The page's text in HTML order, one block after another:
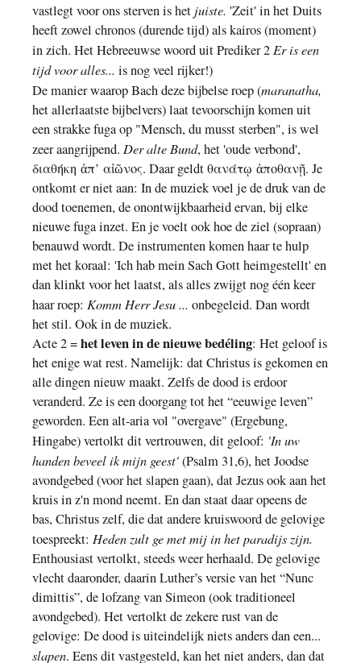
vastlegt voor ons sterven is het juiste. 'Zeit' in het Duits
heeft zowel chronos (durende tijd) als kairos (moment)
in zich. Het Hebreeuwse woord uit Prediker 2 Er is een
tijd voor alles... is nog veel rijker!)
De manier waarop Bach deze bijbelse roep (maranatha,
het allerlaatste bijbelvers) laat tevoorschijn komen uit
een strakke fuga op "Mensch, du musst sterben", is wel
zeer aangrijpend. Der alte Bund, het 'oude verbond',
διαθήκη ἀπ’ αἰῶνος. Daar geldt θανάτῳ ἀποθανῇ. Je
ontkomt er niet aan: In de muziekvoel je de druk van de
dood toenemen, de onontwijkbaarheid ervan, bij elke
nieuwe fuga inzet. En je voelt ookhoede ziel (sopraan)
benauwd wordt. De instrumenten komen haar te hulp
met het koraal: 'Ich hab mein Sach Gott heimgestellt' en
dan klinkt voor het laatst, als alles zwijgt nog één keer
haar roep: Komm Herr Jesu ... onbegeleid. Dan wordt
het stil. Ook in de muziek.
Acte 2 =het leven in de nieuwe bedéling: Het geloof is
het enige wat rest. Namelijk: datChristus is gekomen en
alle dingen nieuwmaakt. Zelfs de dood is erdoor
veranderd. Ze iseen doorgang tot het“eeuwigeleven”
geworden. Een alt-aria vol "overgave" (Ergebung,
Hingabe) vertolktdit vertrouwen, dit geloof: 'In uw
handen beveel ik mijn geest'(Psalm 31,6), het Joodse
avondgebed (voor het slapen gaan), datJezusook aan het
kruis in z'n mond neemt. En dan staat daar opeens de
bas, Christus zelf, die datandere kruiswoordde gelovige
toespreekt: Heden zult ge met mij in het paradijs zijn.
Enthousiastvertolkt, steeds weer herhaald. De gelovige
vlecht daaronder, daarinLuther’s versie van het “Nunc
dimittis”, de lofzang van Simeon(ooktraditioneel
avondgebed). Het vertolktde zekere rust van de
gelovige: De dood is uiteindelijk niets anders daneen...
slapen. Eens dit vastgesteld, kan het niet anders, dan dat